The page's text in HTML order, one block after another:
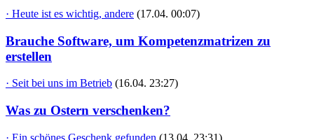
· Heute ist es wichtig, andere (17.04. 00:07)
Brauche Software, um Kompetenzmatrizen zu
erstellen
· Seit bei uns im Betrieb (16.04. 23:27)
Was zu Ostern verschenken?
· Ein schönes Geschenk gefunden (13.04. 23:31)